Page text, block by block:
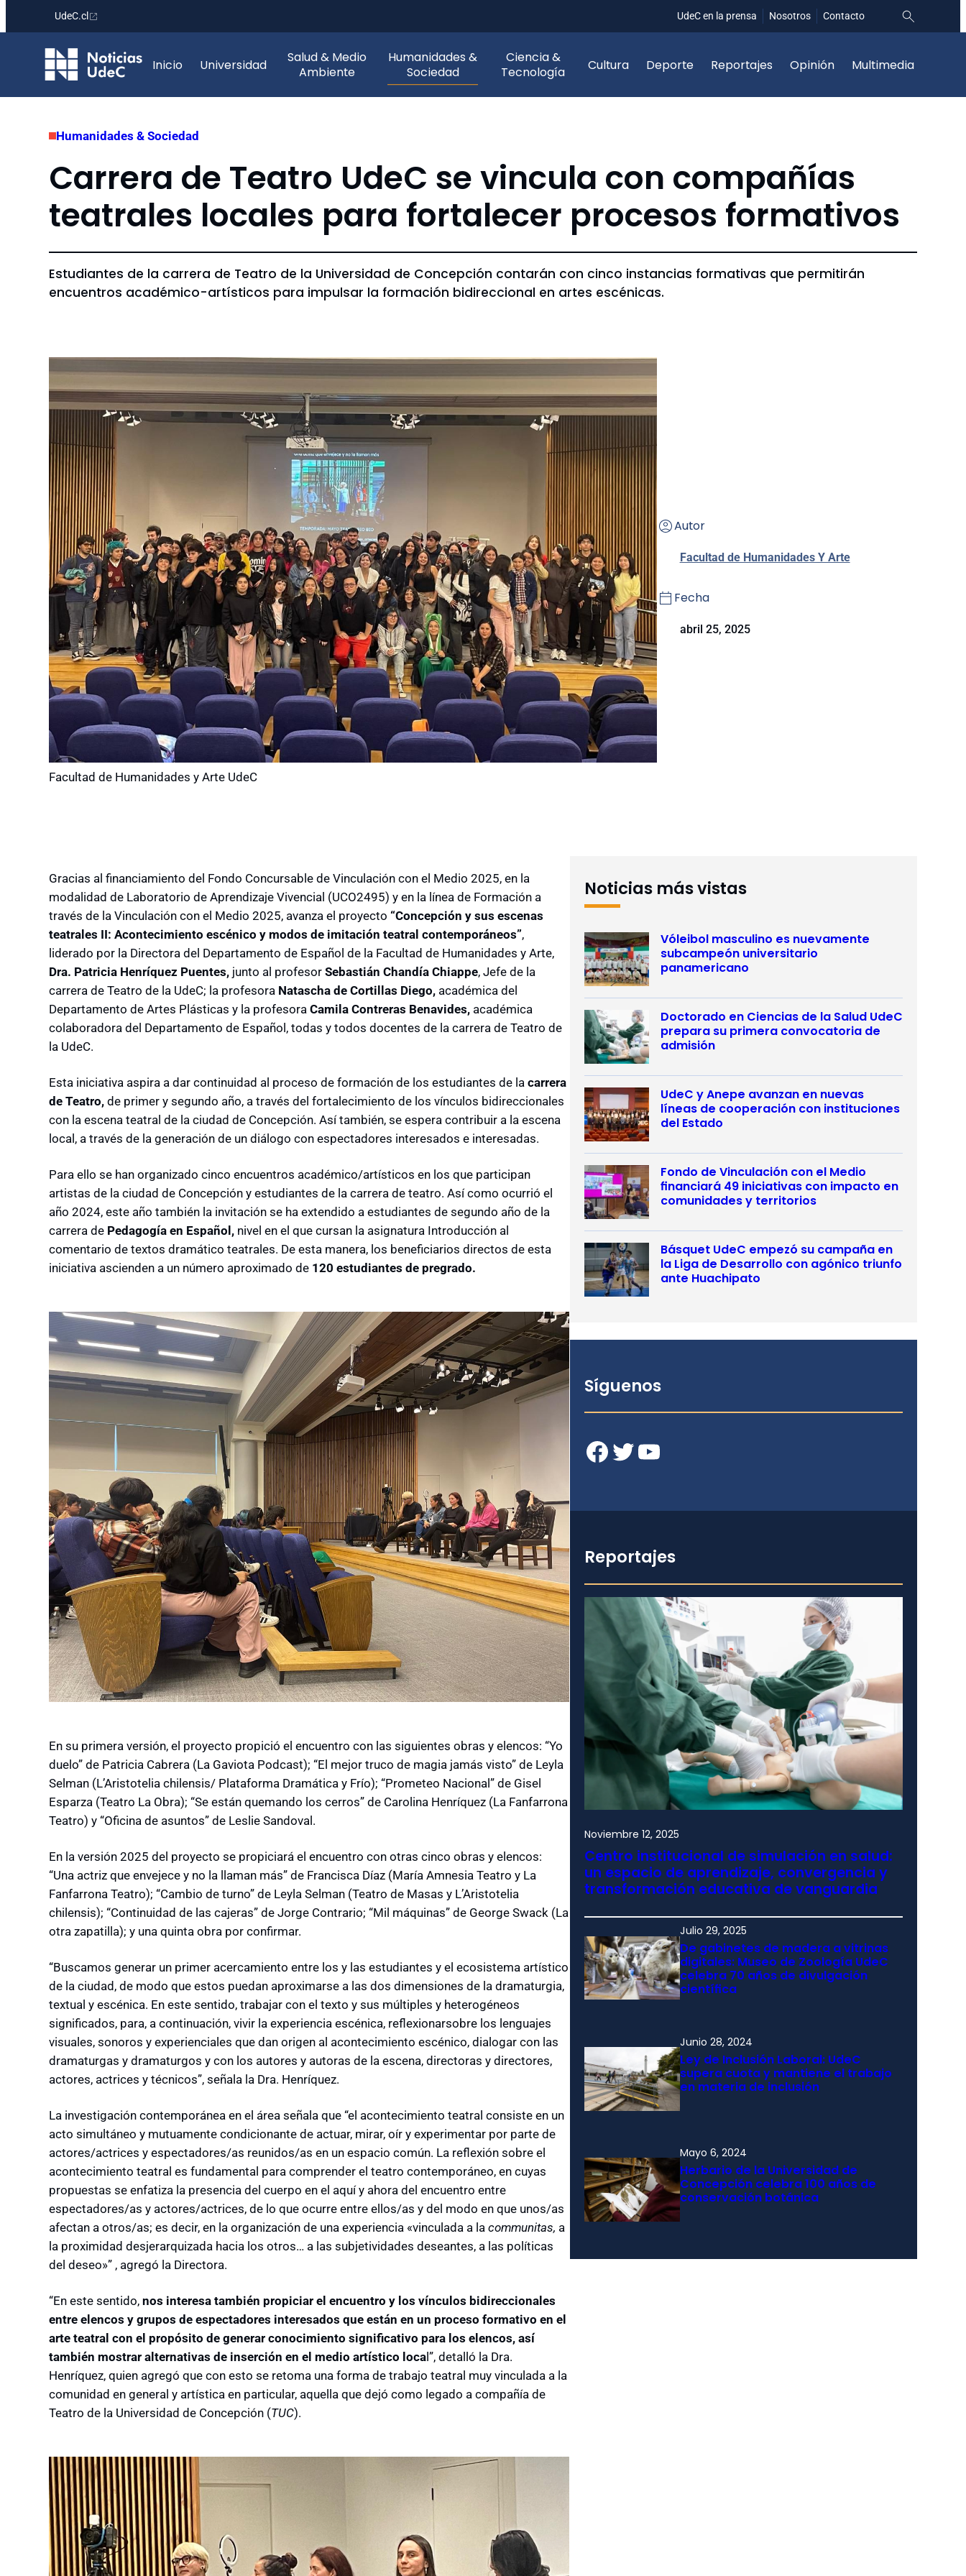
contenido
UdeC.cl UdeC en la prensa Nosotros Contacto
Inicio Universidad
Salud & Medio
Ambiente
Humanidades &
Sociedad
Ciencia &
Tecnología
Cultura Deporte Reportajes Opinión Multimedia
Humanidades & Sociedad
Carrera de Teatro UdeC se vincula con compañías
teatrales locales para fortalecer procesos formativos
Estudiantes de la carrera de Teatro de la Universidad de Concepción contarán con cinco instancias formativas que permitirán
encuentros académico-artísticos para impulsar la formación bidireccional en artes escénicas.
Facultad de Humanidades y Arte UdeC
Autor
Facultad de Humanidades Y Arte
Fecha
abril 25, 2025
Gracias al financiamiento del Fondo Concursable de Vinculación con el Medio 2025, en la
modalidad de Laboratorio de Aprendizaje Vivencial (UCO2495) y en la línea de Formación a
través de la Vinculación con el Medio 2025, avanza el proyecto “Concepción y sus escenas
teatrales II: Acontecimiento escénico y modos de imitación teatral contemporáneos”,
liderado por la Directora del Departamento de Español de la Facultad de Humanidades y Arte,
Dra. Patricia Henríquez Puentes, junto al profesor Sebastián Chandía Chiappe, Jefe de la
carrera de Teatro de la UdeC; la profesora Natascha de Cortillas Diego, académica del
Departamento de Artes Plásticas y la profesora Camila Contreras Benavides, académica
colaboradora del Departamento de Español, todas y todos docentes de la carrera de Teatro de
la UdeC.
Esta iniciativa aspira a dar continuidad al proceso de formación de los estudiantes de la carrera
de Teatro, de primer y segundo año, a través del fortalecimiento de los vínculos bidireccionales
con la escena teatral de la ciudad de Concepción. Así también, se espera contribuir a la escena
local, a través de la generación de un diálogo con espectadores interesados e interesadas.
Para ello se han organizado cinco encuentros académico/artísticos en los que participan
artistas de la ciudad de Concepción y estudiantes de la carrera de teatro. Así como ocurrió el
año 2024, este año también la invitación se ha extendido a estudiantes de segundo año de la
carrera de Pedagogía en Español, nivel en el que cursan la asignatura Introducción al
comentario de textos dramático teatrales. De esta manera, los beneficiarios directos de esta
iniciativa ascienden a un número aproximado de 120 estudiantes de pregrado.
En su primera versión, el proyecto propició el encuentro con las siguientes obras y elencos: “Yo
duelo” de Patricia Cabrera (La Gaviota Podcast); “El mejor truco de magia jamás visto” de Leyla
Selman (L’Aristotelia chilensis/ Plataforma Dramática y Frío); “Prometeo Nacional” de Gisel
Esparza (Teatro La Obra); “Se están quemando los cerros” de Carolina Henríquez (La Fanfarrona
Teatro) y “Oficina de asuntos” de Leslie Sandoval.
En la versión 2025 del proyecto se propiciará el encuentro con otras cinco obras y elencos:
“Una actriz que envejece y no la llaman más” de Francisca Díaz (María Amnesia Teatro y La
Fanfarrona Teatro); “Cambio de turno” de Leyla Selman (Teatro de Masas y L’Aristotelia
chilensis); “Continuidad de las cajeras” de Jorge Contrario; “Mil máquinas” de George Swack (La
otra zapatilla); y una quinta obra por confirmar.
“Buscamos generar un primer acercamiento entre los y las estudiantes y el ecosistema artístico
de la ciudad, de modo que estos puedan aproximarse a las dos dimensiones de la dramaturgia,
textual y escénica. En este sentido, trabajar con el texto y sus múltiples y heterogéneos
significados, para, a continuación, vivir la experiencia escénica, reflexionarsobre los lenguajes
visuales, sonoros y experienciales que dan origen al acontecimiento escénico, dialogar con las
dramaturgas y dramaturgos y con los autores y autoras de la escena, directoras y directores,
actores, actrices y técnicos”, señala la Dra. Henríquez.
La investigación contemporánea en el área señala que “el acontecimiento teatral consiste en un
acto simultáneo y mutuamente condicionante de actuar, mirar, oír y experimentar por parte de
actores/actrices y espectadores/as reunidos/as en un espacio común. La reflexión sobre el
acontecimiento teatral es fundamental para comprender el teatro contemporáneo, en cuyas
propuestas se enfatiza la presencia del cuerpo en el aquí y ahora del encuentro entre
espectadores/as y actores/actrices, de lo que ocurre entre ellos/as y del modo en que unos/as
afectan a otros/as; es decir, en la organización de una experiencia «vinculada a la communitas, a
la proximidad desjerarquizada hacia los otros… a las subjetividades deseantes, a las políticas
del deseo»” , agregó la Directora.
“En este sentido, nos interesa también propiciar el encuentro y los vínculos bidireccionales
entre elencos y grupos de espectadores interesados que están en un proceso formativo en el
arte teatral con el propósito de generar conocimiento significativo para los elencos, así
también mostrar alternativas de inserción en el medio artístico local”, detalló la Dra.
Henríquez, quien agregó que con esto se retoma una forma de trabajo teatral muy vinculada a la
comunidad en general y artística en particular, aquella que dejó como legado a compañía de
Teatro de la Universidad de Concepción (TUC).
Noticias más vistas
Vóleibol masculino es nuevamente
subcampeón universitario
panamericano
Doctorado en Ciencias de la Salud UdeC
prepara su primera convocatoria de
admisión
UdeC y Anepe avanzan en nuevas
líneas de cooperación con instituciones
del Estado
Fondo de Vinculación con el Medio
financiará 49 iniciativas con impacto en
comunidades y territorios
Básquet UdeC empezó su campaña en
la Liga de Desarrollo con agónico triunfo
ante Huachipato
Síguenos
Facebook Twitter YouTube
Reportajes
Noviembre 12, 2025
Centro institucional de simulación en salud:
un espacio de aprendizaje, convergencia y
transformación educativa de vanguardia
Julio 29, 2025
De gabinetes de madera a vitrinas
digitales: Museo de Zoología UdeC
celebra 70 años de divulgación
científica
Junio 28, 2024
Ley de Inclusión Laboral: UdeC
supera cuota y mantiene el trabajo
en materia de inclusión
Mayo 6, 2024
Herbario de la Universidad de
Concepción celebra 100 años de
conservación botánica